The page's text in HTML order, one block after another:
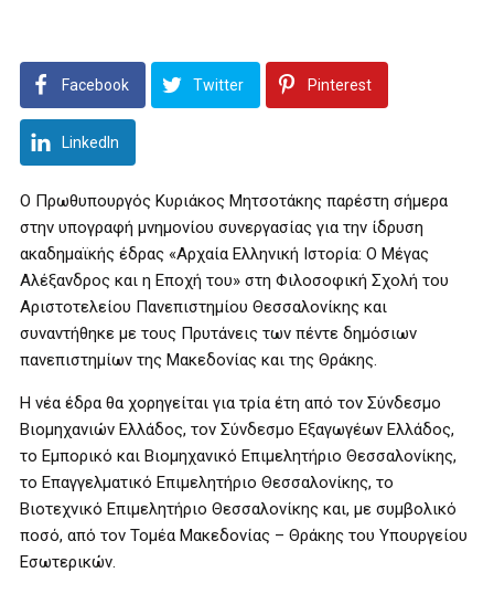
Facebook Twitter Pinterest
LinkedIn
Ο Πρωθυπουργός Κυριάκος Μητσοτάκης παρέστη σήμερα
στην υπογραφή μνημονίου συνεργασίας για την ίδρυση
ακαδημαϊκής έδρας «Αρχαία Ελληνική Ιστορία: Ο Μέγας
Αλέξανδρος και η Εποχή του» στη Φιλοσοφική Σχολή του
Αριστοτελείου Πανεπιστημίου Θεσσαλονίκης και
συναντήθηκε με τους Πρυτάνεις των πέντε δημόσιων
πανεπιστημίων της Μακεδονίας και της Θράκης.
Η νέα έδρα θα χορηγείται για τρία έτη από τον Σύνδεσμο
Βιομηχανιών Ελλάδος, τον Σύνδεσμο Εξαγωγέων Ελλάδος,
το Εμπορικό και Βιομηχανικό Επιμελητήριο Θεσσαλονίκης,
το Επαγγελματικό Επιμελητήριο Θεσσαλονίκης, το
Βιοτεχνικό Επιμελητήριο Θεσσαλονίκης και, με συμβολικό
ποσό, από τον Τομέα Μακεδονίας – Θράκης του Υπουργείου
Εσωτερικών.